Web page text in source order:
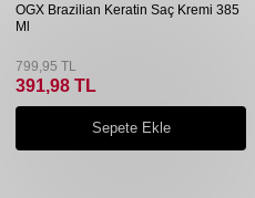
OGX Brazilian Keratin Saç Kremi 385
Ml
799,95 TL
391,98 TL
Sepete Ekle